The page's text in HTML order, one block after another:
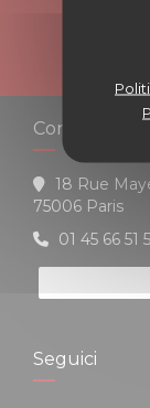
Contattaci
18 Rue
75006 Paris
01 45 66 51
Seguici